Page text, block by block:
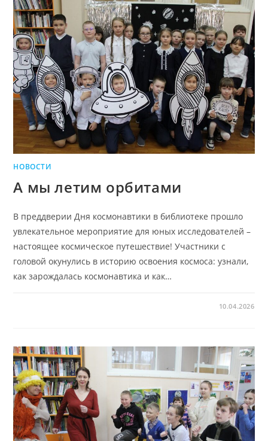
НОВОСТИ
А мы летим орбитами
В преддверии Дня космонавтики в библиотеке прошло
увлекательное мероприятие для юных исследователей –
настоящее космическое путешествие! Участники с
головой окунулись в историю освоения космоса: узнали,
как зарождалась космонавтика и как…
10.04.2026